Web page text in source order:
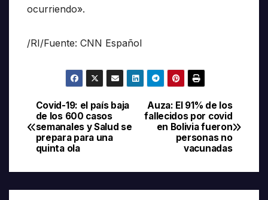
ocurriendo».
/RI/Fuente: CNN Español
Navegación
de
entradas
Auza: El 91% de los
fallecidos por covid
en Bolivia fueron
personas no
vacunadas
Covid-19: el país baja
de los 600 casos
semanales y Salud se
prepara para una
quinta ola